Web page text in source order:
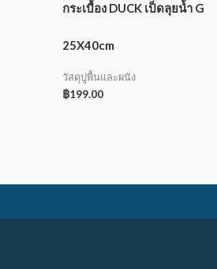
กระเบื้อง DUCK เป็ดลุยน้ำ G
25X40cm
วัสดุปูพื้นและผนัง
฿199.00